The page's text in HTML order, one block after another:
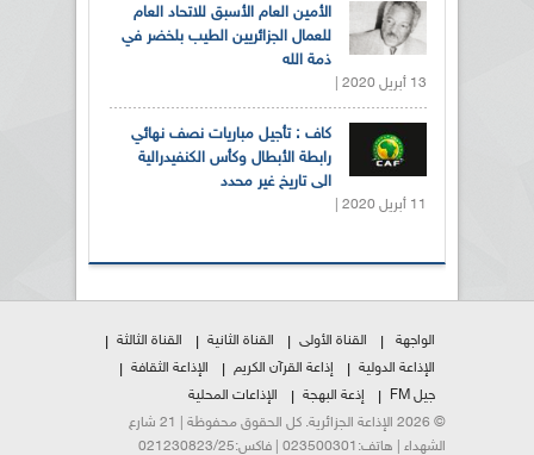
الأمين العام الأسبق للاتحاد العام
للعمال الجزائريين الطيب بلخضر في
ذمة الله
13 أبريل 2020 |
كاف : تأجيل مباريات نصف نهائي
رابطة الأبطال وكأس الكنفيدرالية
الى تاريخ غير محدد
11 أبريل 2020 |
الواجهة القناة الأولى القناة الثانية
القناة الثالثة
الإذاعة الدولية
إذاعة القرآن الكريم
الإذاعة الثقافة
جيل FM
إذعة البهجة
الإذاعات المحلية
© 2026 الإذاعة الجزائرية. كل الحقوق محفوظة | 21 شارع
الشهداء | هاتف:023500301 | فاكس:021230823/25